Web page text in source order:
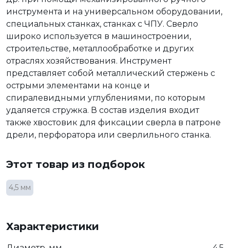
инструмента и на универсальном оборудовании,
специальных станках, станках с ЧПУ. Сверло
широко используется в машиностроении,
строительстве, металлообработке и других
отраслях хозяйствования. Инструмент
представляет собой металлический стержень с
острыми элементами на конце и
спиралевидными углублениями, по которым
удаляется стружка. В состав изделия входит
также хвостовик для фиксации сверла в патроне
дрели, перфоратора или сверлильного станка.
Этот товар из подборок
4,5 мм
Характеристики